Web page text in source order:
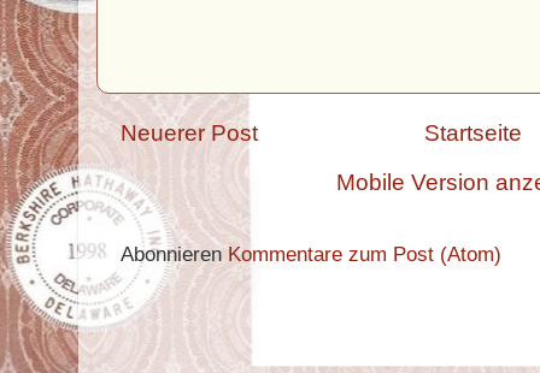
Neuerer Post
Startseite
Mobile Version
AbonnierenKommentare zum Post (Atom)